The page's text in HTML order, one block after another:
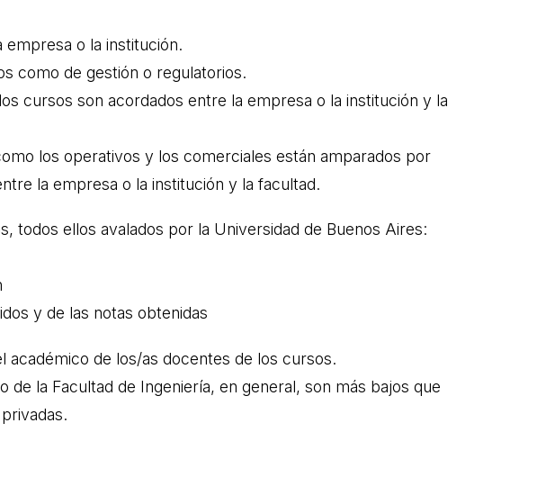
empresa o la institución.
como de gestión o regulatorios.
cursos son acordados entre la empresa o la institución y la
los operativos y los comerciales están amparados por
la empresa o la institución y la facultad.
todos ellos avalados por la Universidad de Buenos Aires:
y de las notas obtenidas
académico de los/as docentes de los cursos.
de la Facultad de Ingeniería, en general, son más bajos que